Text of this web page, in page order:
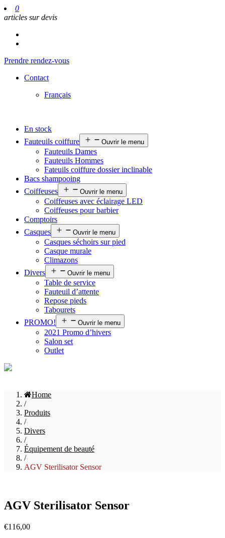
0
articles sur devis
Prendre rendez-vous
Contact
Français
En stock
Fauteuils coiffure
Ouvrir le menu
Fauteuils Dames
Fauteuils Hommes
Fateuils coiffure dossier inclinable
Bacs shampooing
Coiffeuses
Ouvrir le menu
Coiffeuses avec éclairage LED
Coiffeuses pour barbier
Comptoirs
Casques
Ouvrir le menu
Casques séchoirs sur pied
Casque murale
Climazons
Divers
Ouvrir le menu
Table de service
Fauteuil d’attente
Repose pieds
Tabourets
PROMO!
Ouvrir le menu
2021 Promo d’hivers
Salon set
Outlet
Home
/
Produits
/
Divers
/
Équipement de beauté
/
AGV Sterilisator Sensor
AGV Sterilisator Sensor
€116,00